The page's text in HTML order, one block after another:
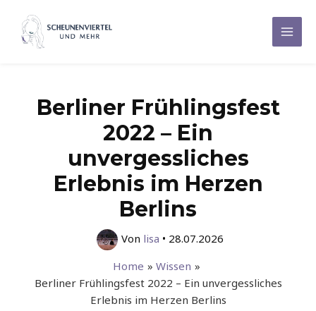
Inhalt
springen
Main
Berliner Frühlingsfest
2022 – Ein
unvergessliches
Erlebnis im Herzen
Berlins
Von lisa • 28.07.2026
Home
Wissen
Berliner Frühlingsfest 2022 – Ein unvergessliches
Erlebnis im Herzen Berlins